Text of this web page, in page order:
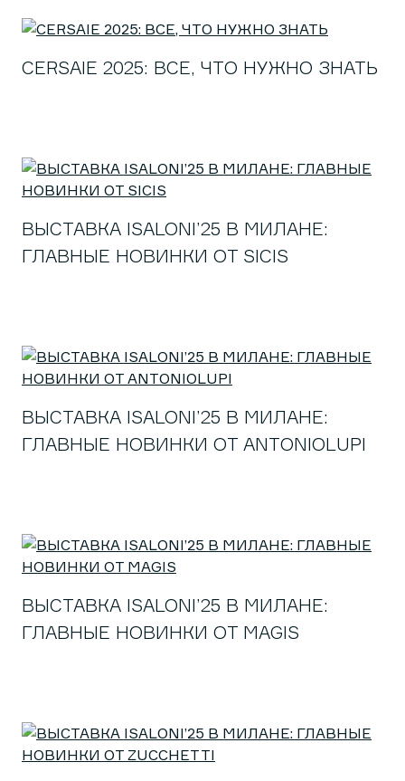
CERSAIE 2025: ВСЕ, ЧТО НУЖНО ЗНАТЬ
ВЫСТАВКА ISALONI’25 В МИЛАНЕ:
ГЛАВНЫЕ НОВИНКИ ОТ SICIS
ВЫСТАВКА ISALONI’25 В МИЛАНЕ:
ГЛАВНЫЕ НОВИНКИ ОТ ANTONIOLUPI
ВЫСТАВКА ISALONI’25 В МИЛАНЕ:
ГЛАВНЫЕ НОВИНКИ ОТ MAGIS